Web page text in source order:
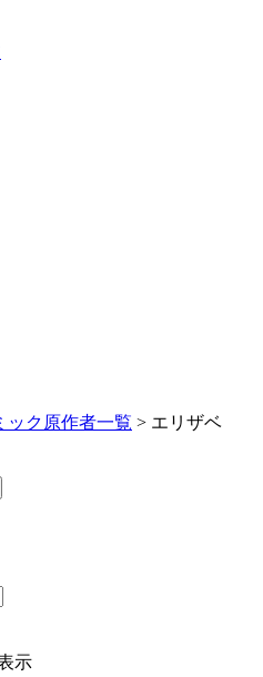
ック原作者一覧 > エリザベ
示